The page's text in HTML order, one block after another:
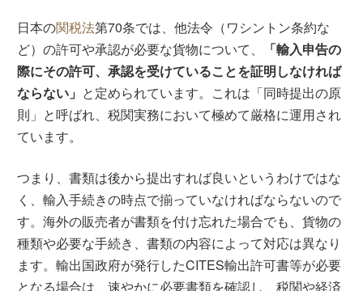
日本の関税法第70条では、他法令（ワシントン条約な
ど）の許可や承認が必要な貨物について、
「輸入申告の
際にその許可、承認を受けていることを証明しなければ
ならない」 と定められています。これは「同時提出の原
則」と呼ばれ、税関実務において極めて厳格に運用され
ています。
つまり、書類は後から提出すれば良いというわけではな
く、輸入手続きの時点で揃っていなければならないので
す。海外の販売者が書類を付け忘れた場合でも、貨物の
種類や必要な手続き、書類の内容によって対応は異なり
ます。輸出国政府が発行したCITES輸出許可書等が必要
となる場合は、速やかに必要書類を確認し、税関や経済